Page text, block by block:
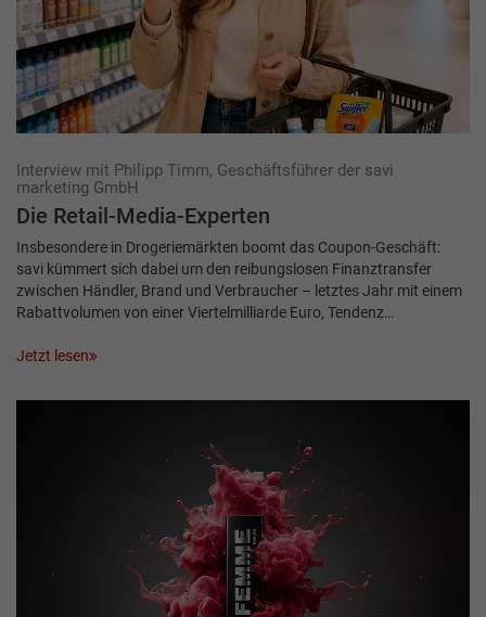
Interview mit Philipp Timm, Geschäftsführer der savi
marketing GmbH
Die Retail-Media-Experten
Insbesondere in Drogeriemärkten boomt das Coupon-Geschäft:
savi kümmert sich dabei um den reibungslosen Finanztransfer
zwischen Händler, Brand und Verbraucher – letztes Jahr mit einem
Rabattvolumen von einer Viertelmilliarde Euro, Tendenz…
Jetzt lesen